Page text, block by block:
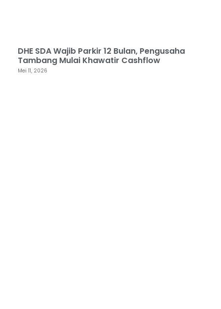
DHE SDA Wajib Parkir 12 Bulan, Pengusaha
Tambang Mulai Khawatir Cashflow
Mei 11, 2026